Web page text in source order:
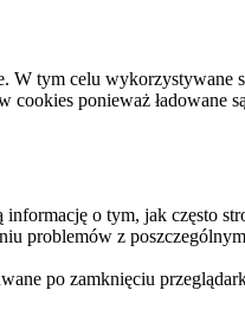
tym celu
ponieważ
o tym, jak często
problemów z
po zamknięciu